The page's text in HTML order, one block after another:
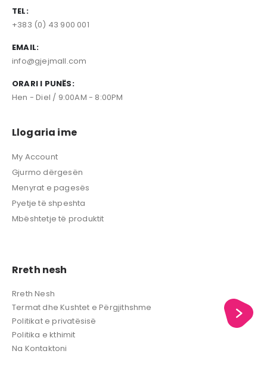
TEL:
+383 (0) 43 900 001
EMAIL:
info@gjejmall.com
ORARI I PUNËS:
Hen - Diel / 9:00AM - 8:00PM
Llogaria ime
My Account
Gjurmo dërgesën
Menyrat e pagesës
Pyetje të shpeshta
Mbështetje të produktit
Rreth nesh
Rreth Nesh
Termat dhe Kushtet e Përgjithshme
Politikat e privatësisë
Politika e kthimit
Na Kontaktoni